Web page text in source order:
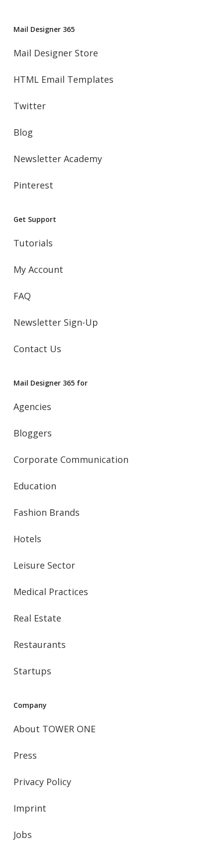
Mail Designer 365
Mail Designer Store
HTML Email Templates
Twitter
Blog
Newsletter Academy
Pinterest
Get Support
Tutorials
My Account
FAQ
Newsletter Sign-Up
Contact Us
Mail Designer 365 for
Agencies
Bloggers
Corporate Communication
Education
Fashion Brands
Hotels
Leisure Sector
Medical Practices
Real Estate
Restaurants
Startups
Company
About TOWER ONE
Press
Privacy Policy
Imprint
Jobs